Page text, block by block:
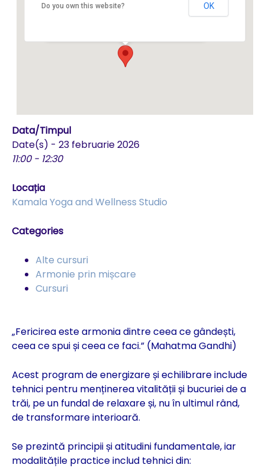
Do you own this website? OK
Data/Timpul
Date(s) - 23 februarie 2026
11:00 - 12:30
Locația
Kamala Yoga and Wellness Studio
Categories
Alte cursuri
Armonie prin mișcare
Cursuri
„Fericirea este armonia dintre ceea ce gândești,
ceea ce spui și ceea ce faci.” (Mahatma Gandhi)
Acest program de energizare și echilibrare include
tehnici pentru menținerea vitalității și bucuriei de a
trăi, pe un fundal de relaxare și, nu în ultimul rând,
de transformare interioară.
Se prezintă principii și atitudini fundamentale, iar
modalitățile practice includ tehnici din: